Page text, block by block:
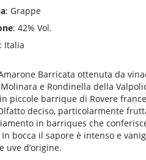
: Grappe
: 42% Vol.
: Italia
Barricata ottenuta da
e Rondinella della
piccole barrique di Rovere
deciso, particolarmente
in barriques che
bocca il sapore è intenso e
uve d’origine.